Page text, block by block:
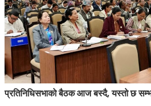
प्रतिनिधिसभाको बैठक आज बस्दै, यस्तो छ